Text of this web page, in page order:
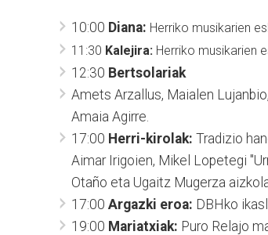
10:00 Diana: Herriko musikarien
11:30 Kalejira: Herriko musikarien
12:30 Bertsolariak
Amets Arzallus, Maialen
Amaia Agirre.
17:00 Herri-kirolak: Tradizio
Aimar Irigoien, Mikel Lopetegi
Otaño eta Ugaitz Mugerza
17:00 Argazki eroa: DBHko
19:00 Mariatxiak: Puro Relajo